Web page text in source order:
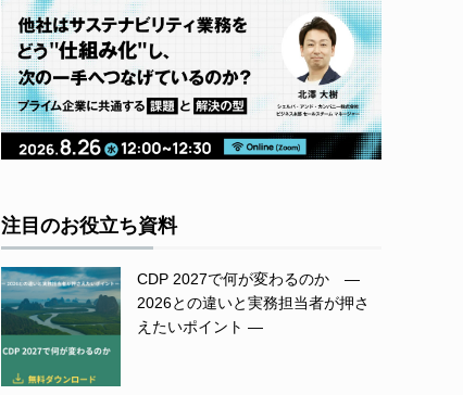
注目のお役立ち資料
CDP 2027で何が変わるのか ―
2026との違いと実務担当者が押さ
えたいポイント ―